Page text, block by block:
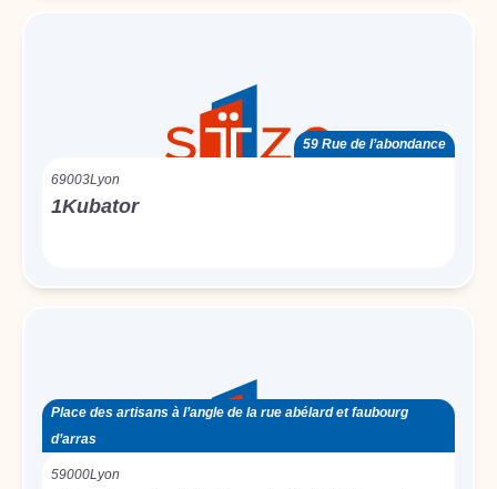
59 Rue de l’abondance
69003Lyon
1Kubator
Place des artisans à l’angle de la rue abélard et faubourg
d’arras
59000Lyon